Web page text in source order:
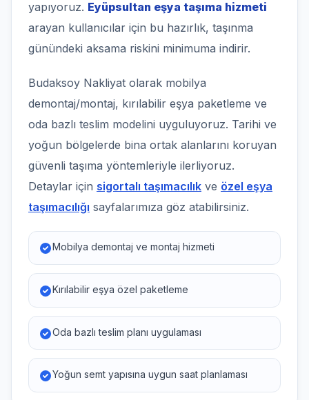
yapıyoruz. Eyüpsultan eşya taşıma hizmeti
arayan kullanıcılar için bu hazırlık, taşınma
günündeki aksama riskini minimuma indirir.
Budaksoy Nakliyat olarak mobilya
demontaj/montaj, kırılabilir eşya paketleme ve
oda bazlı teslim modelini uyguluyoruz. Tarihi ve
yoğun bölgelerde bina ortak alanlarını koruyan
güvenli taşıma yöntemleriyle ilerliyoruz.
Detaylar için sigortalı taşımacılık ve özel eşya
taşımacılığı sayfalarımıza göz atabilirsiniz.
Mobilya demontaj ve montaj hizmeti
Kırılabilir eşya özel paketleme
Oda bazlı teslim planı uygulaması
Yoğun semt yapısına uygun saat planlaması